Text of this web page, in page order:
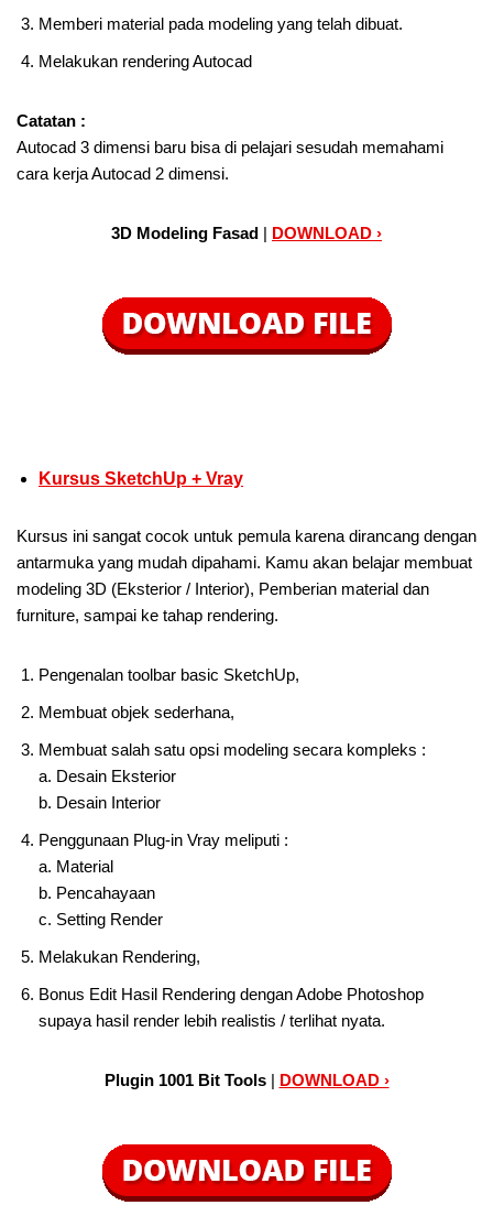
Memberi material pada modeling yang telah dibuat.
Melakukan rendering Autocad
Catatan :
Autocad 3 dimensi baru bisa di pelajari sesudah memahami
cara kerja Autocad 2 dimensi.
3D Modeling Fasad | DOWNLOAD ›
Kursus SketchUp + Vray
Kursus ini sangat cocok untuk pemula karena dirancang dengan
antarmuka yang mudah dipahami. Kamu akan belajar membuat
modeling 3D (Eksterior / Interior), Pemberian material dan
furniture, sampai ke tahap rendering.
Pengenalan toolbar basic SketchUp,
Membuat objek sederhana,
Membuat salah satu opsi modeling secara kompleks :
a. Desain Eksterior
b. Desain Interior
Penggunaan Plug-in Vray meliputi :
a. Material
b. Pencahayaan
c. Setting Render
Melakukan Rendering,
Bonus Edit Hasil Rendering dengan Adobe Photoshop
supaya hasil render lebih realistis / terlihat nyata.
Plugin 1001 Bit Tools | DOWNLOAD ›